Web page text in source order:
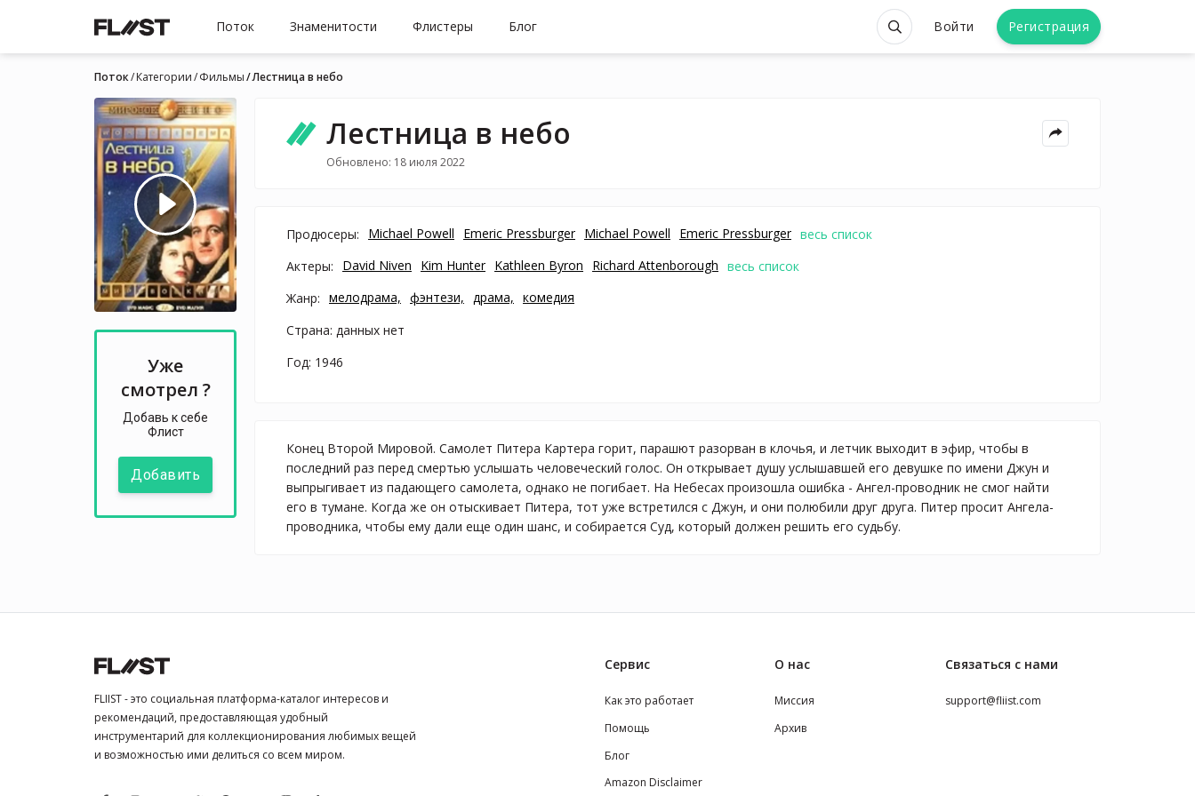
Поток Знаменитости Флистеры Блог Войти Регистрация
Поток Категории Фильмы Лестница в небо
Уже
смотрел ?
Добавь к себе
Флист
Добавить
Лестница в небо
Обновлено: 18 июля 2022
Продюсеры: Michael Powell Emeric Pressburger Michael Powell Emeric Pressburger весь список
Актеры:
David Niven Kim Hunter Kathleen Byron Richard Attenborough весь список
Жанр: мелодрама, фэнтези, драма, комедия
Страна: данных нет
Год: 1946
Конец Второй Мировой. Самолет Питера Картера горит, парашют разорван в клочья, и летчик выходит в эфир, чтобы в
последний раз перед смертью услышать человеческий голос. Он открывает душу услышавшей его девушке по имени Джун и
выпрыгивает из падающего самолета, однако не погибает. На Небесах произошла ошибка - Ангел-проводник не смог найти
его в тумане. Когда же он отыскивает Питера, тот уже встретился с Джун, и они полюбили друг друга. Питер просит Ангела-
проводника, чтобы ему дали еще один шанс, и собирается Суд, который должен решить его судьбу.
FLIIST - это социальная платформа-каталог интересов и
рекомендаций, предоставляющая удобный
инструментарий для коллекционирования любимых вещей
и возможностью ими делиться со всем миром.
Сервис
Как это работает
Помощь
Блог
Amazon Disclaimer
О нас
Миссия
Архив
Связаться с нами
support@fliist.com